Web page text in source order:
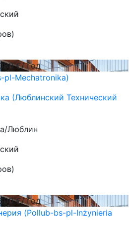
€/ Год
pl-Mechatronika)
(Люблинский Технический
Люблин
€/ Год
(Pollub-bs-pl-Inżynieria